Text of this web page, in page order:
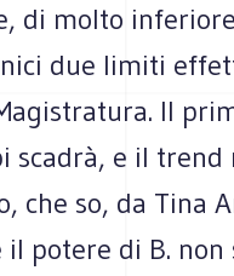
di molto inferiore
due limiti
Il
scadrà, e il trend
che so, da Tina
potere di B. non